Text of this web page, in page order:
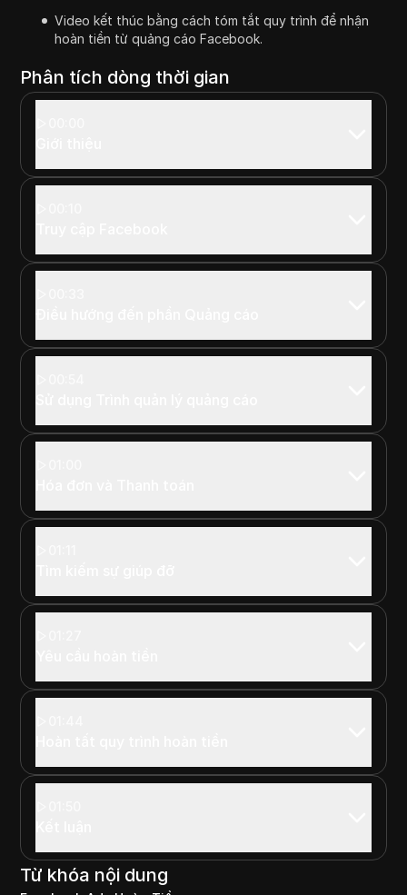
Video kết thúc bằng cách tóm tắt quy trình để nhận
hoàn tiền từ quảng cáo Facebook.
Phân tích dòng thời gian
Từ khóa nội dung